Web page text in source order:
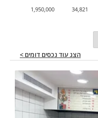
34,821
1,950,000
הצג עוד נכסים דומים >